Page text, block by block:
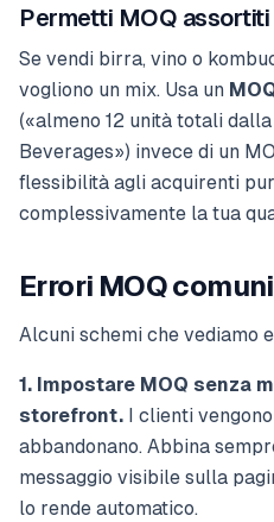
Permetti MOQ
Se vendi birra, vino o
vogliono un mix. Usa un
(«almeno 12 unità totali
Beverages») invece di un
flessibilità agli acquirenti
complessivamente la tua
Errori MOQ
Alcuni schemi che vediamo
1. Impostare MOQ senza
storefront. I clienti
abbandonano. Abbina
messaggio visibile sulla
lo rende automatico.